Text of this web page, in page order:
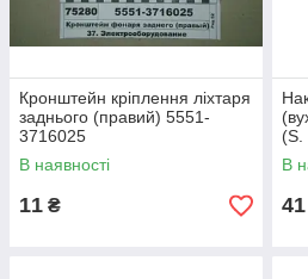
Кронштейн кріплення ліхтаря
заднього (правий) 5551-
3716025
В наявності
11 ₴
(S.
В
41